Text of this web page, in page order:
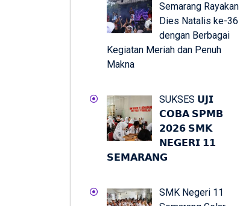
Semarang Rayakan
Dies Natalis ke-36
dengan Berbagai
Kegiatan Meriah dan Penuh
Makna
SUKSES 𝗨𝗝𝗜
𝗖𝗢𝗕𝗔 𝗦𝗣𝗠𝗕
𝟮𝟬𝟮𝟲 𝗦𝗠𝗞
𝗡𝗘𝗚𝗘𝗥𝗜 𝟭𝟭
𝗦𝗘𝗠𝗔𝗥𝗔𝗡𝗚
SMK Negeri 11